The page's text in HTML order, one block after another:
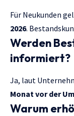
Für Neukunden
2026.
Werden
informiert?
Ja, laut
Monat vor der
Warum